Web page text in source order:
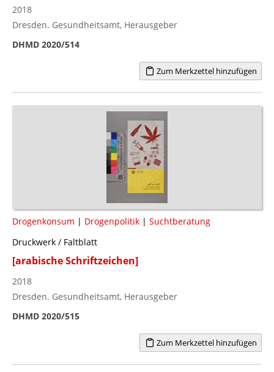
2018
Dresden. Gesundheitsamt, Herausgeber
DHMD 2020/514
Zum Merkzettel hinzufügen
Drogenkonsum | Drogenpolitik | Suchtberatung
Druckwerk / Faltblatt
[arabische Schriftzeichen]
2018
Dresden. Gesundheitsamt, Herausgeber
DHMD 2020/515
Zum Merkzettel hinzufügen